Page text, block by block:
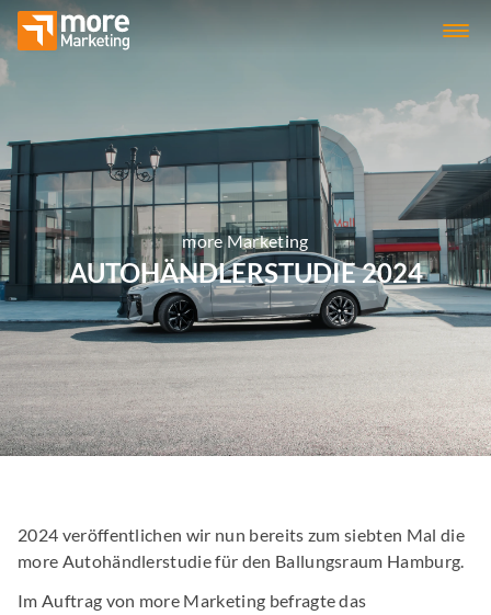
more Marketing
AUTOHÄNDLERSTUDIE 2024
2024 veröffentlichen wir nun bereits zum siebten Mal die
more Autohändlerstudie für den Ballungsraum Hamburg.
Im Auftrag von more Marketing befragte das